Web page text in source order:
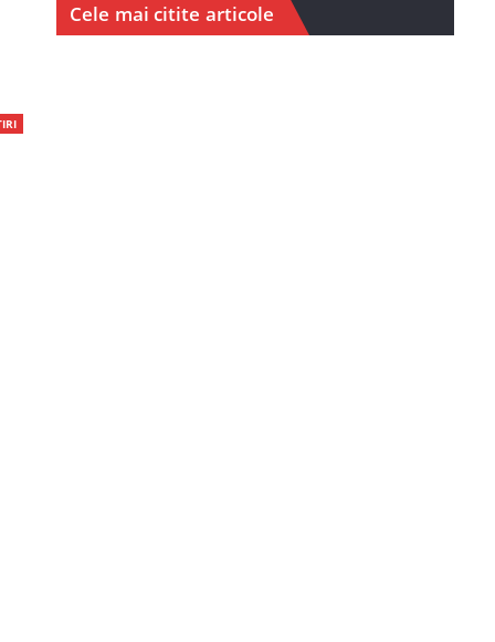
Cele mai citite articole